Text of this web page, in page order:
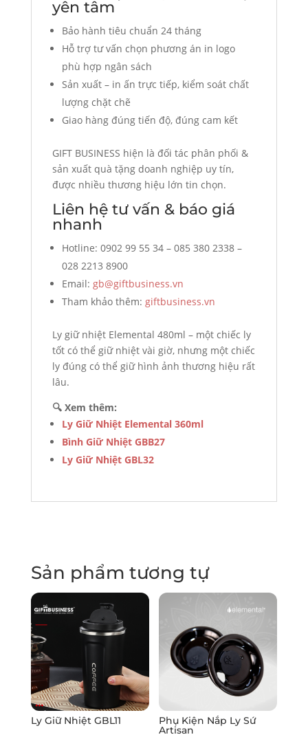
yên tâm
Bảo hành tiêu chuẩn 24 tháng
Hỗ trợ tư vấn chọn phương án in logo
phù hợp ngân sách
Sản xuất – in ấn trực tiếp, kiểm soát chất
lượng chặt chẽ
Giao hàng đúng tiến độ, đúng cam kết
GIFT BUSINESS hiện là đối tác phân phối &
sản xuất quà tặng doanh nghiệp uy tín,
được nhiều thương hiệu lớn tin chọn.
Liên hệ tư vấn & báo giá
nhanh
Hotline: 0902 99 55 34 – 085 380 2338 –
028 2213 8900
Email: gb@giftbusiness.vn
Tham khảo thêm: giftbusiness.vn
Ly giữ nhiệt Elemental 480ml – một chiếc ly
tốt có thể giữ nhiệt vài giờ, nhưng một chiếc
ly đúng có thể giữ hình ảnh thương hiệu rất
lâu.
🔍 Xem thêm:
Ly Giữ Nhiệt Elemental 360ml
Bình Giữ Nhiệt GBB27
Ly Giữ Nhiệt GBL32
Sản phẩm tương tự
Ly Giữ Nhiệt GBL11 Phụ Kiện Nắp Ly Sứ
Artisan